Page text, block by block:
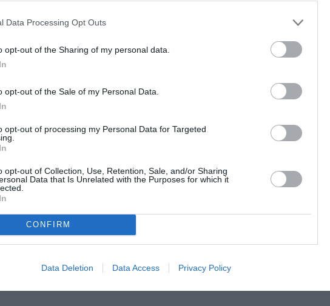
Data Processing Opt Outs
opt-out of the Sharing of my personal data.
opt-out of the Sale of my Personal Data.
opt-out of processing my Personal Data for Targeted
opt-out of Collection, Use, Retention, Sale, and/or Sharing
Data that Is Unrelated with the Purposes for which it
CONFIRM
Data Deletion Data Access Privacy Policy
μου πλευρά κατά μήκος της αριστερής του –η δεξιά του προς τον
αλλά γνωρίζαμε την ύπαρξή του και το ύψος του, ο Άντι ένας
ανθρώπων από το παρελθόν και το παρόν, εντυπώσεων και
μηνυμάτων αισιοδοξίας και απαισιοδοξίας, επιτυχιών και
της έπεφταν οι λέξεις και σχημάτιζαν κύματα που δεν έβρισκαν
ή βουνά να υπερπηδήσουν, με μια επιφάνεια που δεν αντανακλούσε
το διήγημα και τη συγκρότηση της σκέψης της, όπως είναι αναγκαία
λογοτεχνία, εκατοντάδες επιφυλλίδες στον Τύπο,
της Λουντ Σουηδίας, και διδασκαλία, αυτό το σύντομο
και μέχρι τώρα η Ιωάννα Καρατζαφέρη χρωστά ευγνωμοσύνη σε
που οδήγησαν σε βραβεύσεις τα βιβλία της, με πρώτο το μυθιστόρημα
γιαΤο χαμένο κουμπί.
μέχρι τώρα μοιράζεται τη ζωή της ανάμεσα στην Ελλάδα και τη Νέα
και σε μικρότερους χρόνους άλλοι τόποι, όπως αναφέρονται